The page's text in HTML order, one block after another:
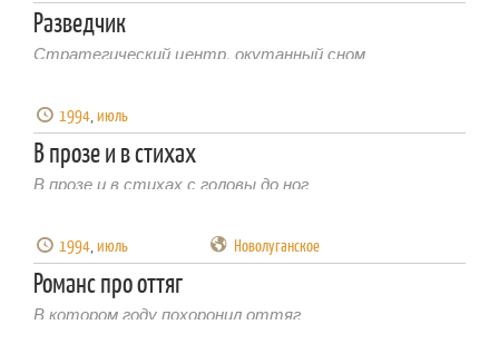
Разведчик
Стратегический центр, окутанный сном
1994,июль
В прозе и в стихах
В прозе и в стихах с головы до ног
1994,июль Новолуганское
Романс про оттяг
В котором году похоронил оттяг